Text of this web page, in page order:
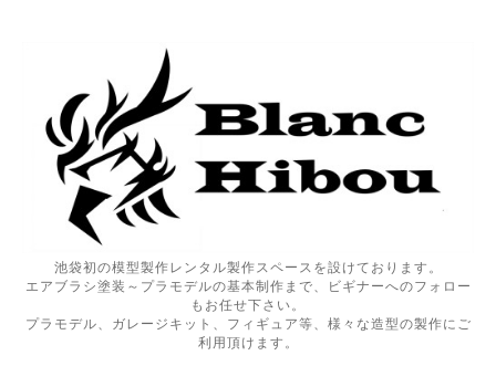
池袋初の模型製作レンタル製作スペースを設けております。
エアブラシ塗装～プラモデルの基本制作まで、ビギナーへのフォロー
もお任せ下さい。
プラモデル、ガレージキット、フィギュア等、様々な造型の製作にご
利用頂けます。